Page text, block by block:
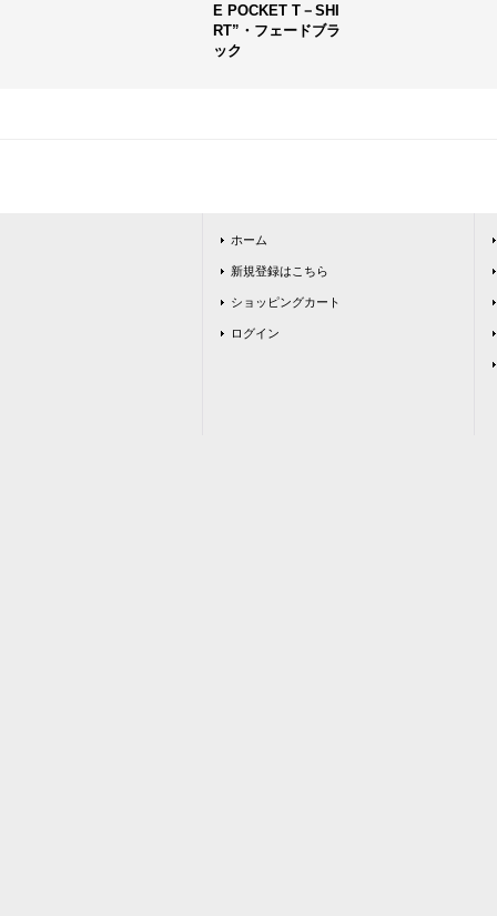
E POCKET T－SHI
RT”・フェードブラ
ック
ホーム
新規登録はこちら
ショッピングカート
ログイン